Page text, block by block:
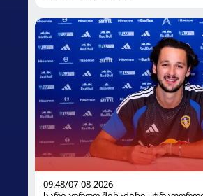
09:48/07-08-2026